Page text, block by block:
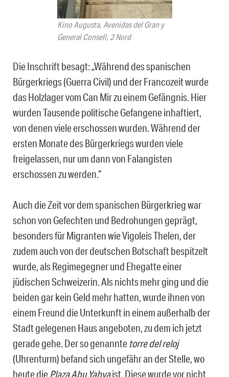
Kino Augusta, Avenidas del Gran y
General Consell, 2 Nord
Die Inschrift besagt: „Während des spanischen
Bürgerkriegs (Guerra Civil) und der Francozeit wurde
das Holzlager vom Can Mir zu einem Gefängnis. Hier
wurden Tausende politische Gefangene inhaftiert,
von denen viele erschossen wurden. Während der
ersten Monate des Bürgerkriegs wurden viele
freigelassen, nur um dann von Falangisten
erschossen zu werden.“
Auch die Zeit vor dem spanischen Bürgerkrieg war
schon von Gefechten und Bedrohungen geprägt,
besonders für Migranten wie Vigoleis Thelen, der
zudem auch von der deutschen Botschaft bespitzelt
wurde, als Regimegegner und Ehegatte einer
jüdischen Schweizerin. Als nichts mehr ging und die
beiden gar kein Geld mehr hatten, wurde ihnen von
einem Freund die Unterkunft in einem außerhalb der
Stadt gelegenen Haus angeboten, zu dem ich jetzt
gerade gehe. Der so genannte torre del reloj
(Uhrenturm) befand sich ungefähr an der Stelle, wo
heute diePlaza Abu Yahyaist. Diese wurde vor nicht